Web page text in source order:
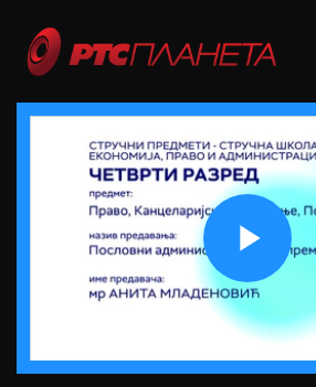
Play